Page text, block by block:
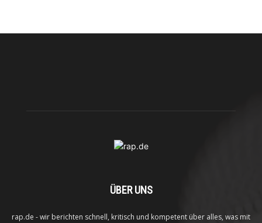
ÜBER UNS
rap.de - wir berichten schnell, kritisch und kompetent über alles, was mit